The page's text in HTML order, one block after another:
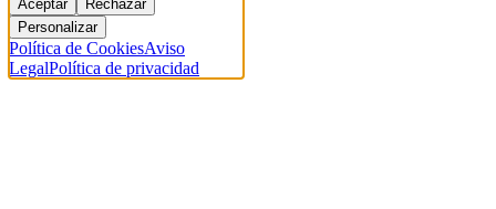
Aceptar
Rechazar
Personalizar
Política de CookiesAviso
LegalPolítica de privacidad